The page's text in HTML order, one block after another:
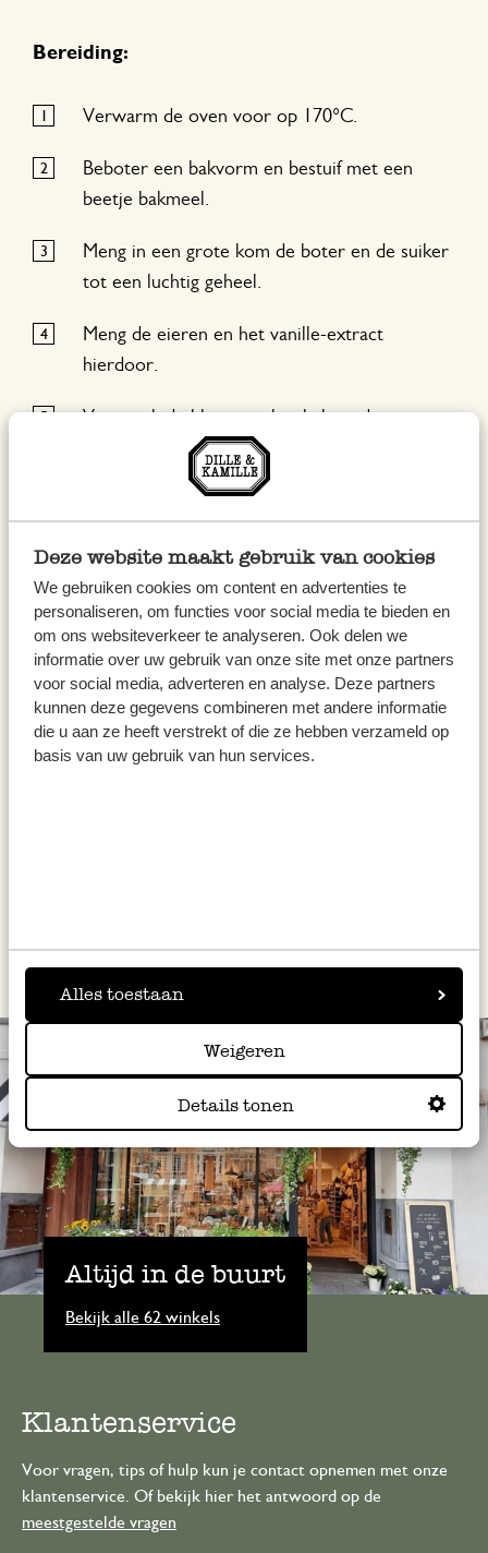
Deze website maakt gebruik van cookies
We gebruiken cookies om content en advertenties te
personaliseren, om functies voor social media te bieden en
om ons websiteverkeer te analyseren. Ook delen we
informatie over uw gebruik van onze site met onze partners
voor social media, adverteren en analyse. Deze partners
kunnen deze gegevens combineren met andere informatie
die u aan ze heeft verstrekt of die ze hebben verzameld op
basis van uw gebruik van hun services.
Alles toestaan
Weigeren
Details tonen
Bereiding:
Verwarm de oven voor op 170°C.
Beboter een bakvorm en bestuif met een
beetje bakmeel.
Meng in een grote kom de boter en de suiker
tot een luchtig geheel.
Meng de eieren en het vanille-extract
hierdoor.
Voeg ook de bloem en het bakpoeder toe.
Klop de melk door het bloemmengsel tot je
Giet het beslag in de bakvorm, strijk het glad
en leg de aardbeien hier bovenop, bv. in een
cirkelvorm.
Bak de cake ca. 45 minuten tot de caketester
er schoon uitkomt.
Altijd in de buurt
Bekijk alle 62 winkels
Klantenservice
Voor vragen, tips of hulp kun je contact opnemen met onze
klantenservice. Of bekijk hier het antwoord op de
meestgestelde vragen